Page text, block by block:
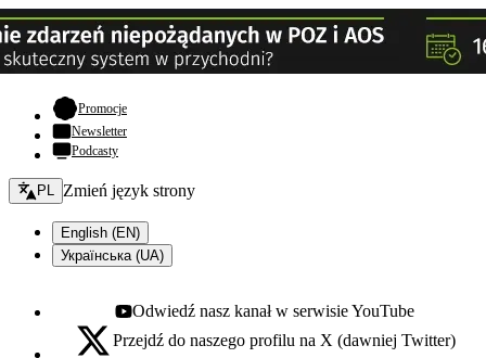
Promocje- otwiera się w nowej karcie
Newsletter
Podcasty
Zmień język - bieżący:
PL Zmień język strony
English (EN)
Українська (UA)
Youtube - otwiera się w nowej karcie
Odwiedź nasz kanał w serwisie YouTube
X - otwiera się w nowej karcie
Przejdź do naszego profilu na X (dawniej Twitter)